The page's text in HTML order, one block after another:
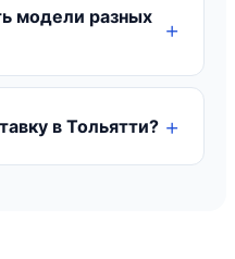
модели разных
в Тольятти?